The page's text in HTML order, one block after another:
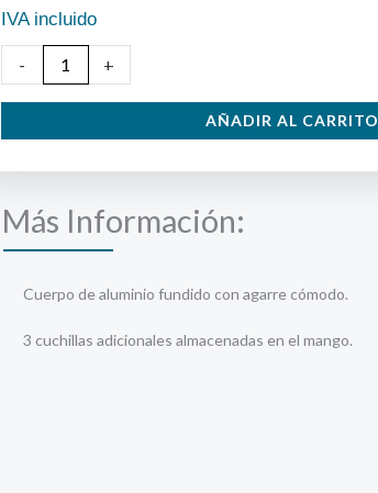
IVA incluido
-
de
+
AÑADIR AL CARRITO
Más Información:
Cuerpo de aluminio fundido con agarre cómodo.
3 cuchillas adicionales almacenadas en el mango.